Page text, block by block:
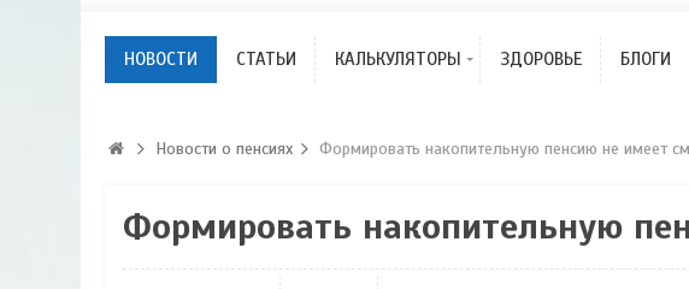
Новости
НОВОСТИ СТАТЬИ КАЛЬКУЛЯТОРЫ
размера пенсионного
капитала
ЗДОРОВЬЕ БЛОГИ
Новости о пенсиях Формировать накопительную пенсию не имеет
Формировать накопительную